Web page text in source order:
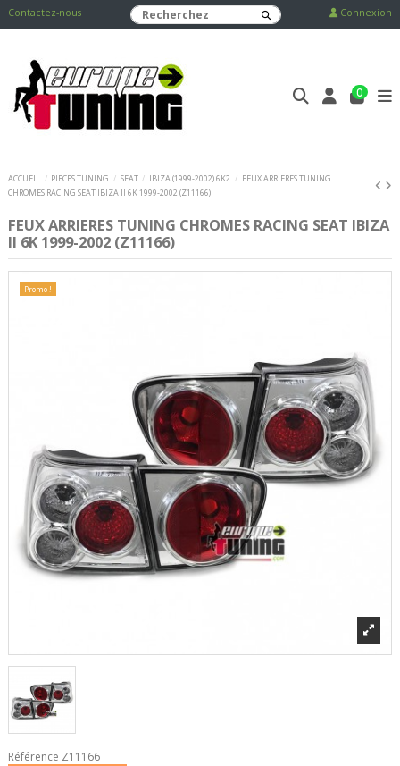
Contactez-nous Connexion
0
ACCUEIL PIECES TUNING SEAT IBIZA (1999-2002) 6K2
FEUX ARRIERES TUNING
CHROMES RACING SEAT IBIZA II 6K 1999-2002 (Z11166)
FEUX ARRIERES TUNING CHROMES RACING SEAT IBIZA
II 6K 1999-2002 (Z11166)
Promo !
Référence Z11166